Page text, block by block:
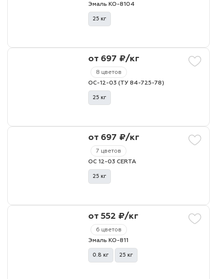
Эмаль КО-8104
25 кг
8 цветов
от 697 ₽/кг
ОС-12-03 (ТУ 84-725-78)
25 кг
7 цветов
от 697 ₽/кг
ОС 12-03 CERTA
25 кг
6 цветов
от 552 ₽/кг
Эмаль КО-811
0.8 кг 25 кг